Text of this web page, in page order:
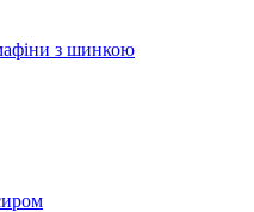
з шинкою